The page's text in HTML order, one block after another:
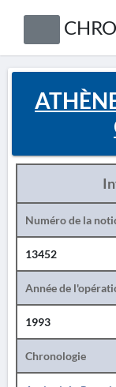
Numéro de la
13452
Année de
1993
Chronologie